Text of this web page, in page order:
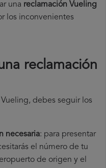
una reclamación Vueling​
los inconvenientes
reclamación
debes seguir los
necesaria: para presentar
el número de tu
de origen y el